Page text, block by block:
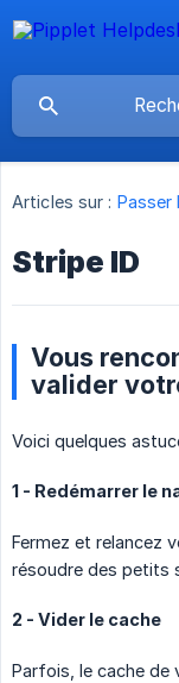
Articles sur : Passer
Stripe ID
Vous
valider
Voici quelques
1 - Redémarrer le
Fermez et relancez
résoudre des petits
2 - Vider le cache
Parfois, le cache de